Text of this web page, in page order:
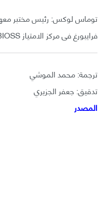
توماس لوكس: رئيس مختبر
فرايبورغ فى مركز الامتياز BIOSS للدراسات البيولوجية.
ترجمة: محمد الموشي
تدقيق: جعفر الجزيري
المصدر